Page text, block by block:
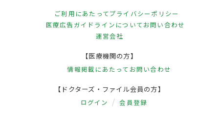
ご利用にあたってプライバシーポリシー
医療広告ガイドラインについてお問い合わせ
運営会社
【医療機関の方】
情報掲載にあたって お問い合わせ
【ドクターズ・ファイル会員の方】
ログイン 会員登録